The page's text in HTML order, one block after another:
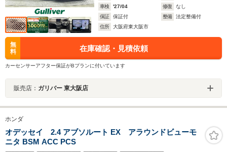
車検
'27/04 修復
なし
保証
保証付 整備
法定整備付
住所
大阪府東大阪市
無
料
在庫確認・見積依頼
カーセンサーアフター保証がBプランに付いています
販売店： ガリバー 東大阪店
ホンダ
オデッセイ 2.4 アブソルート EX アラウンドビューモ
ニタ BSM ACC PCS